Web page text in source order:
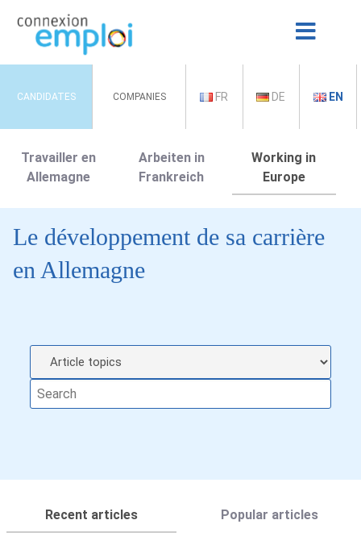
CANDIDATES COMPANIES FR DE EN
Travailler en
Allemagne
Arbeiten in
Frankreich
Working in
Europe
Le développement de sa carrière
en Allemagne
Recent articles Popular articles